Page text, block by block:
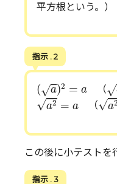
平方根という。）
指示 . 2
(√a)2 = a
( )2=a （√)
√a2 = a
a2=a
（√a2
a2
この後に小テストを
指示 . 3